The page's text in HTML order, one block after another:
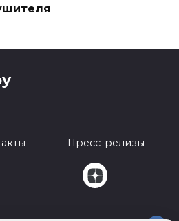
Пресс-релизы